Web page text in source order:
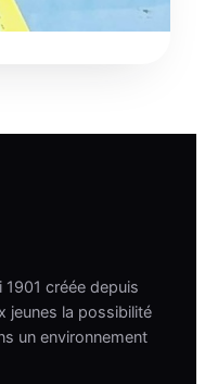
créée depuis
jeunes la possibilité
un environnement